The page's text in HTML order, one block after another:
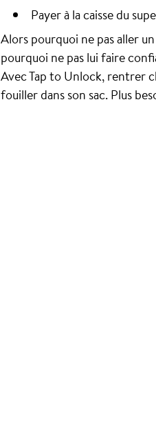
Payer à la caisse du
Alors pourquoi ne pas aller
pourquoi ne pas lui faire
Avec Tap to Unlock, rentrer
fouiller dans son sac. Plus